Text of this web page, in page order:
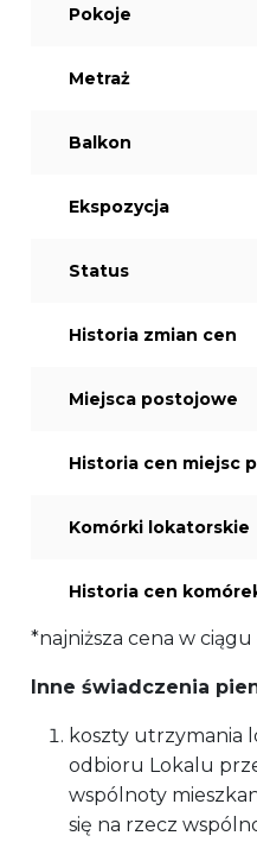
Pokoje
Metraż
Balkon
Ekspozycja
Status
Historia zmian cen
Miejsca postojowe
Historia cen miejsc
Komórki lokatorskie
Historia cen
*najniższa cena w
Inne świadczenia
koszty utrzymania
odbioru Lokalu
wspólnoty
się na rzecz